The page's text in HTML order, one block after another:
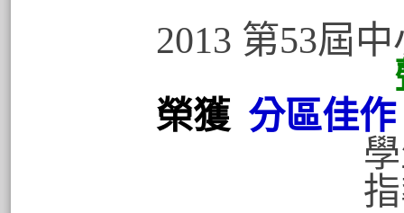
2013 第53屆
榮獲 分區佳作
學生:許
指導老